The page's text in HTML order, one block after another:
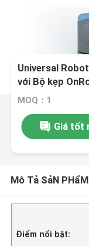
Universal
với Bộ kẹp
điểm
MOQ：1
Giá tốt
Mô Tả SảN PHẩM
Điểm nổi bật: